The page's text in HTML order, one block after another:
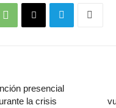
presencial
la crisis